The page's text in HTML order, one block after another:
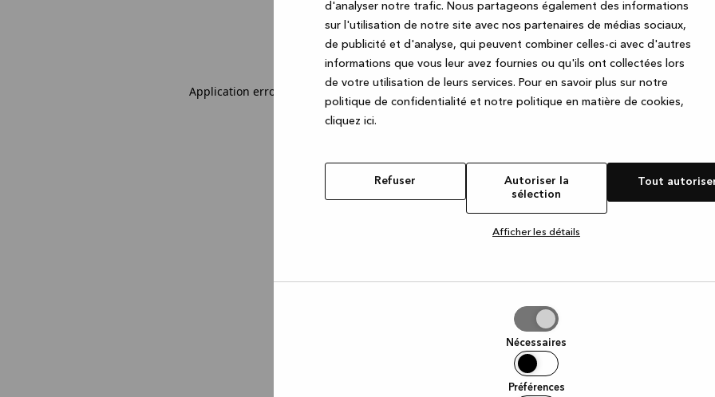
d'analyser notre trafic. Nous partageons également des informations
sur l'utilisation de notre site avec nos partenaires de médias sociaux,
de publicité et d'analyse, qui peuvent combiner celles-ci avec d'autres
informations que vous leur avez fournies ou qu'ils ont collectées lors
de votre utilisation de leurs services. Pour en savoir plus sur notre
politique de confidentialité et notre politique en matière de cookies,
cliquez ici.
Refuser
Autoriser la
sélection
Tout
Afficher les détails
Nécessaires
Préférences
Application error: a client-side exception has occurred while loading www.kvik.be (see the